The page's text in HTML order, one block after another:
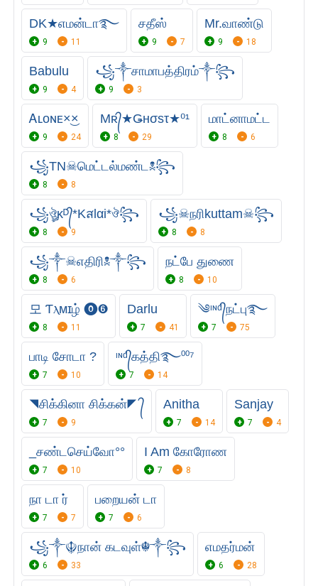
DK★எமன்டா࿐
9 11
சதீஸ்
9 7
Mr.வாண்டு
9 18
Babulu
9 4
꧁༒சாமா‌பத்திரம்༒꧂
9 3
Ꭺʟᴏɴᴇㅤ×͜×
9 24
Mʀ᭄★Ǥнσsτ★⁰¹
8 29
மாட்னாமட்ட
8 6
꧁TN☠︎மெட்டல்மண்ட☠︎꧂
8 8
꧁ঔৣᴋᴰ᭄*Kสlαi*ঔ꧂
8 9
꧁☠︎நரிkuttam☠︎꧂
8 8
꧁༒☠︎எதிரி☠︎༒꧂
8 6
நட்பே துணை
8 10
모 Ƭⲗᴍɪழ் ⓿➏
8 11
Darlu
7 41
༄ᶦᶰᵈ᭄நட்பு࿐
7 75
பாடி சோடா ?
7 10
ᶦᶰᵈ᭄கத்தி࿐⁰⁰⁷
7 14
◥சிக்கினா சிக்கன்◤ ᭄
7 9
Anitha
7 14
Sanjay
7 4
_சண்டசெய்வோ°°
7 10
I Am கோரோண
7 8
நா டா ர்
7 7
பறையன் டா
7 6
꧁༒☬நான் கடவுள்☬༒꧂
6 33
எமதர்மன்
6 28